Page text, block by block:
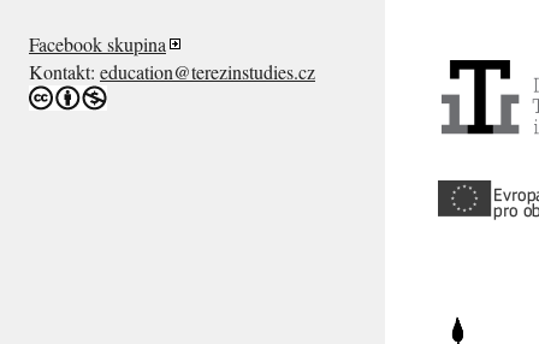
Facebook skupina
Kontakt: education@terezinstudies.cz